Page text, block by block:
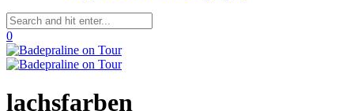
0
lachsfarben